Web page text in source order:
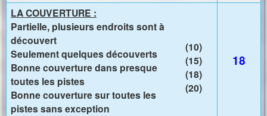
LA COUVERTURE :
Partielle, plusieurs endroits sont à
découvert
Seulement quelques découverts
Bonne couverture dans presque
toutes les pistes
Bonne couverture sur toutes les
pistes sans exception
(10)
(15)
(18)
(20)
18